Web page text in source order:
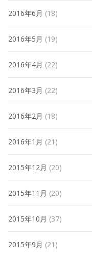
2016年6月 (18)
2016年5月 (19)
2016年4月 (22)
2016年3月 (22)
2016年2月 (18)
2016年1月 (21)
2015年12月 (20)
2015年11月 (20)
2015年10月 (37)
2015年9月 (21)